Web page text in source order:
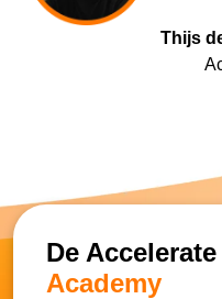
Thijs
De
Academy